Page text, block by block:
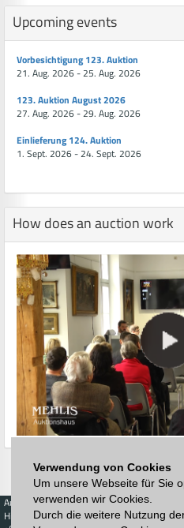
Verwendung von Cookies
Um unsere Webseite für Sie
verwenden wir Cookies.
Durch die weitere Nutzung
Upcoming events
Vorbesichtigung 123. Auktion
21. Aug. 2026 - 25. Aug. 2026
123. Auktion August 2026
27. Aug. 2026 - 29. Aug. 2026
Einlieferung 124. Auktion
1. Sept. 2026 - 24. Sept. 2026
How does an auction work
Auctions
Highest acceptance
Buy
Live-Auction